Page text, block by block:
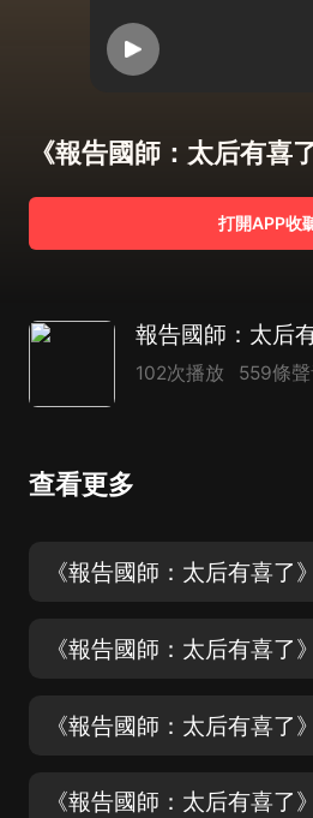
《報告國師：太后有喜
打開APP收
102次播放 559條
查看更多